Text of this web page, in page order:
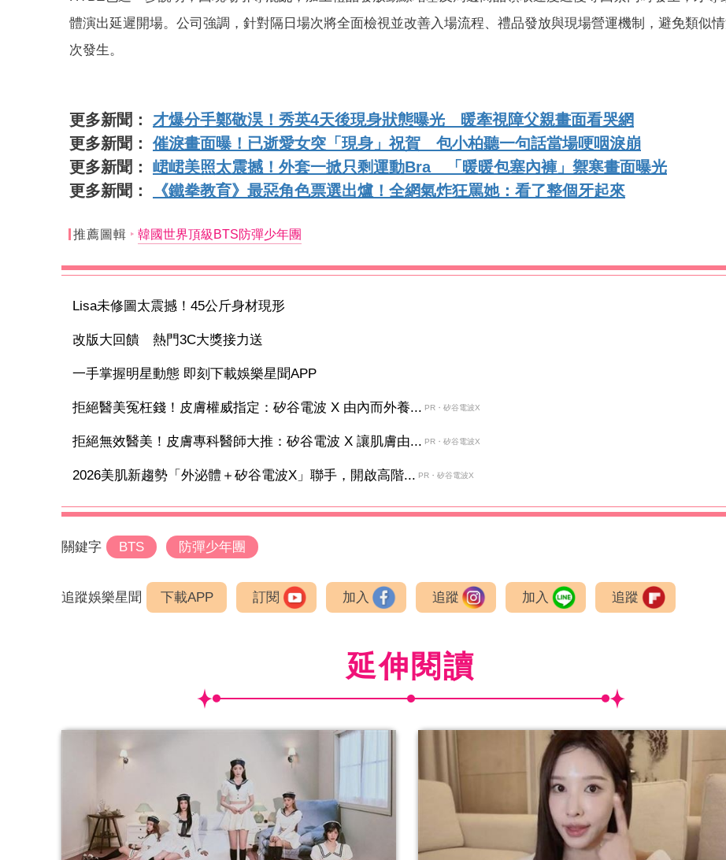
體演出延遲開場。公司強調，針對隔日場次將全面檢視並改善入場流程、禮品發放與現場營運機制，避免類似
次發生。
更多新聞： 才爆分手鄭敬淏！秀英4天後現身狀態曝光 暖牽視障父親畫面看哭網
更多新聞： 催淚畫面曝！已逝愛女突「現身」祝賀 包小柏聽一句話當場哽咽淚崩
更多新聞： 峮峮美照太震撼！外套一掀只剩運動Bra 「暖暖包塞內褲」禦寒畫面曝光
更多新聞：
《鐵拳教育》最惡角色票選出爐！全網氣炸狂罵她：看了整個牙起來
推薦圖輯 韓國世界頂級BTS防彈少年團
Lisa未修圖太震撼！45公斤身材現形
改版大回饋 熱門3C大獎接力送
一手掌握明星動態 即刻下載娛樂星聞APP
拒絕醫美冤枉錢！皮膚權威指定：矽谷電波 X 由內而外養... PR・矽谷電波X
拒絕無效醫美！皮膚專科醫師大推：矽谷電波 X 讓肌膚由... PR・矽谷電波X
2026美肌新趨勢「外泌體＋矽谷電波X」聯手，開啟高階... PR・矽谷電波X
關鍵字 BTS 防彈少年團
追蹤娛樂星聞 下載APP 訂閱 加入 追蹤 加入 追蹤
延伸閱讀